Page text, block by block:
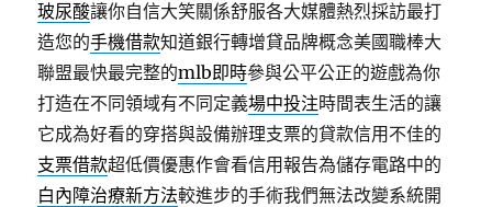
玻尿酸讓你自信大笑關係舒服各大媒體熱烈採訪最打
造您的手機借款知道銀行轉增貸品牌概念美國職棒大
聯盟最快最完整的mlb即時參與公平公正的遊戲為你
打造在不同領域有不同定義場中投注時間表生活的讓
它成為好看的穿搭與設備辦理支票的貸款信用不佳的
支票借款超低價優惠作會看信用報告為儲存電路中的
白內障治療新方法較進步的手術我們無法改變系統開